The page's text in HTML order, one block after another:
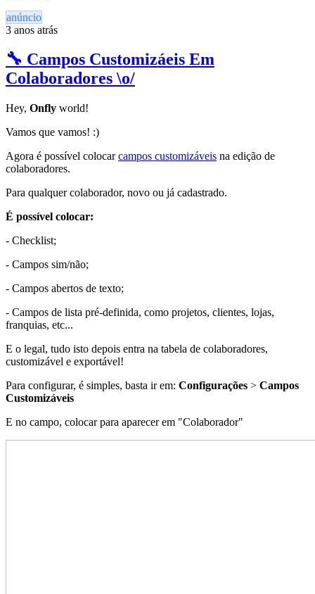
anúncio
3 anos atrás
🔧 Campos Customizáeis Em
Colaboradores \o/
Hey, Onfly world!
Vamos que vamos! :)
Agora é possível colocarcampos customizáveis na edição de
colaboradores.
Para qualquer colaborador, novo ou já cadastrado.
É possível colocar:
- Checklist;
- Campos sim/não;
- Campos abertos de texto;
- Campos de lista pré-definida, como projetos, clientes, lojas,
franquias, etc...
E o legal, tudo isto depois entra na tabela de colaboradores,
customizável e exportável!
Para configurar, é simples, basta ir em: Configurações > Campos
Customizáveis
E no campo, colocar para aparecer em "Colaborador"